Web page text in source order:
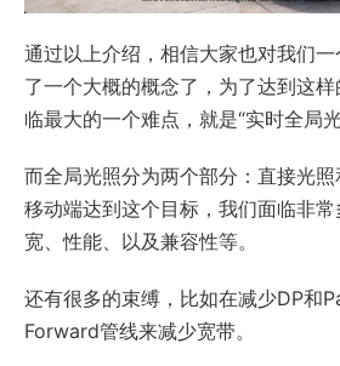
通过以上介绍，相信大家也对我们
了一个大概的概念了，为了达到这
临最大的一个难点，就是“实时全局光
而全局光照分为两个部分：直接光
移动端达到这个目标，我们面临非
宽、性能、以及兼容性等。
还有很多的束缚，比如在减少DP和
Forward管线来减少宽带。